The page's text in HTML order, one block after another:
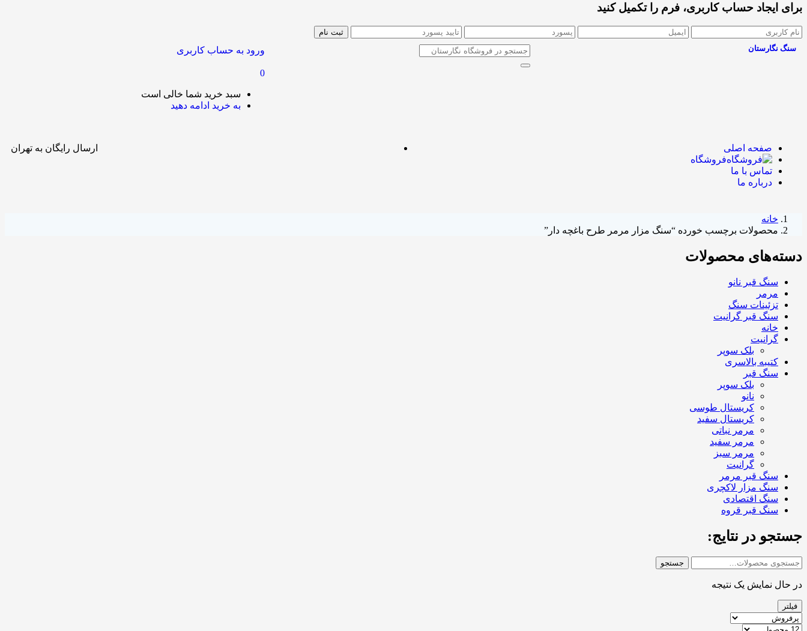
برای ایجاد حساب کاربری، فرم را تکمیل کنید
سنگ نگارستان ورود به حساب کاربری
0
سبد خرید شما خالی است
به خرید ادامه دهید
صفحه اصلی
فروشگاه
تماس با ما
درباره ما
ارسال رایگان به تهران
خانه
محصولات برچسب خورده “سنگ مزار مرمر طرح باغچه دار”
دسته‌های محصولات
سنگ قبر نانو
مرمر
تزئینات سنگ
سنگ قبر گرانیت
خانه
گرانیت
بلک سوپر
کتیبه بالاسری
سنگ قبر
بلک سوپر
نانو
کریستال طوسی
کریستال سفید
مرمر نباتی
مرمر سفید
مرمر سبز
گرانیت
سنگ قبر مرمر
سنگ مزار لاکچری
سنگ اقتصادی
سنگ قبر قروه
جستجو در نتایج:
جستجو
در حال نمایش یک نتیجه
فیلتر